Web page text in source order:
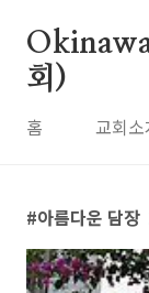
회)
홈 교회소
아름다운 담장